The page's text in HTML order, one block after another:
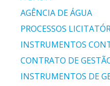
AGÊNCIA DE ÁGUA
PROCESSOS
INSTRUMENTOS
CONTRATO DE
INSTRUMENTOS DE